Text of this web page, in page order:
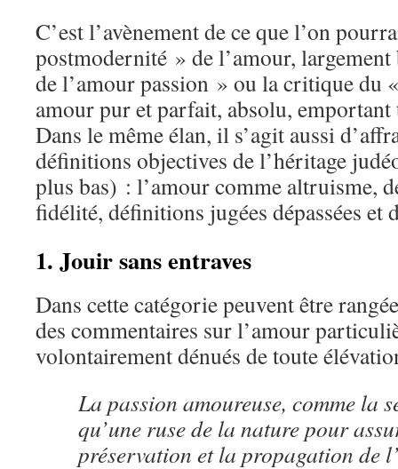
C’est l’avènement de ce que l’on
postmodernité » de l’amour,
de l’amour passion » ou la critique du
amour pur et parfait, absolu, emportant
Dans le même élan, il s’agit aussi
définitions objectives de l’héritage
plus bas) : l’amour comme altruisme,
fidélité, définitions jugées dépassées et
1. Jouir sans entraves
Dans cette catégorie peuvent être
des commentaires sur l’amour
volontairement dénués de toute
La passion amoureuse, comme la
qu’une ruse de la nature pour
préservation et la propagation de